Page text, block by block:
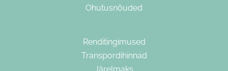
Ohutusnõuded
Renditingimused
Transpordihinnad